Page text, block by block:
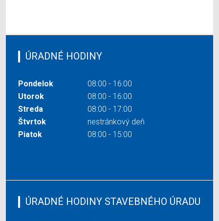
ÚRADNÉ HODINY
Pondelok
08:00 - 16:00
Utorok
08:00 - 16:00
Streda
08:00 - 17:00
Štvrtok
nestránkový deň
Piatok
08:00 - 15:00
ÚRADNÉ HODINY STAVEBNÉHO ÚRADU